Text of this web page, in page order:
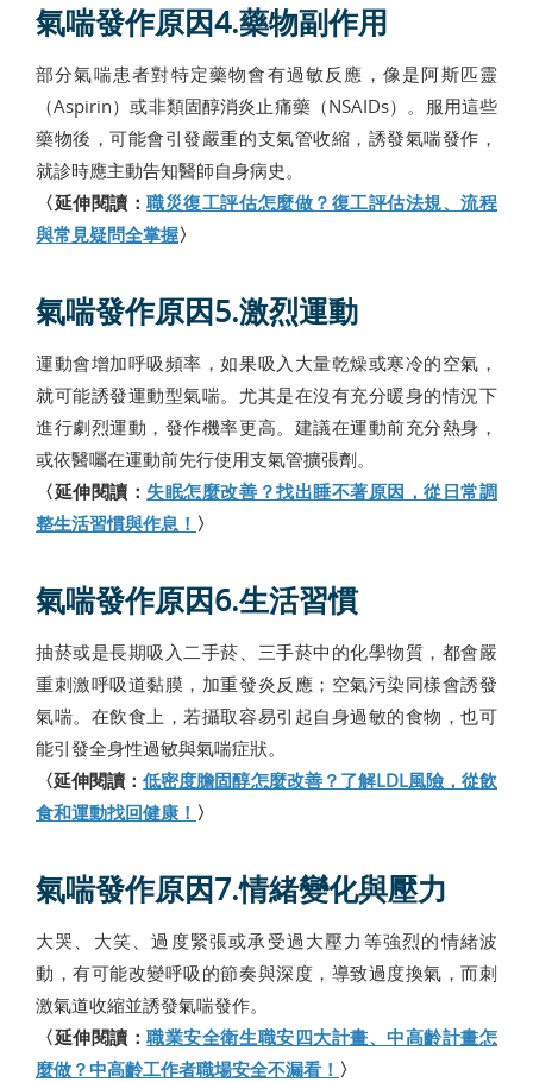
氣喘發作原因4.藥物副作用
部分氣喘患者對特定藥物會有過敏反應，像是阿斯匹靈
（Aspirin）或非類固醇消炎止痛藥（NSAIDs）。服用這些
藥物後，可能會引發嚴重的支氣管收縮，誘發氣喘發作，
就診時應主動告知醫師自身病史。
〈延伸閱讀：職災復工評估怎麼做？復工評估法規、流程
與常見疑問全掌握〉
氣喘發作原因5.激烈運動
運動會增加呼吸頻率，如果吸入大量乾燥或寒冷的空氣，
就可能誘發運動型氣喘。尤其是在沒有充分暖身的情況下
進行劇烈運動，發作機率更高。建議在運動前充分熱身，
或依醫囑在運動前先行使用支氣管擴張劑。
〈延伸閱讀： 失眠怎麼改善？找出睡不著原因，從日常調
整生活習慣與作息！ 〉
氣喘發作原因6.生活習慣
抽菸或是長期吸入二手菸、三手菸中的化學物質，都會嚴
重刺激呼吸道黏膜，加重發炎反應；空氣污染同樣會誘發
氣喘。在飲食上，若攝取容易引起自身過敏的食物，也可
能引發全身性過敏與氣喘症狀。
〈延伸閱讀：低密度膽固醇怎麼改善？了解LDL風險，從飲
食和運動找回健康！ 〉
氣喘發作原因7.情緒變化與壓力
大哭、大笑、過度緊張或承受過大壓力等強烈的情緒波
動，有可能改變呼吸的節奏與深度，導致過度換氣，而刺
激氣道收縮並誘發氣喘發作。
〈延伸閱讀：職業安全衛生職安四大計畫、中高齡計畫怎
麼做？中高齡工作者職場安全不漏看！ 〉